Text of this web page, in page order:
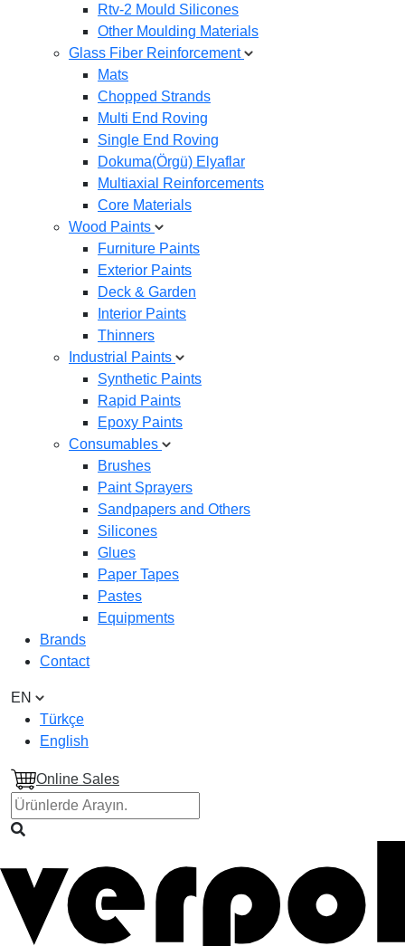
Rtv-2 Mould Silicones
Other Moulding Materials
Glass Fiber Reinforcement
Mats
Chopped Strands
Multi End Roving
Single End Roving
Dokuma(Örgü) Elyaflar
Multiaxial Reinforcements
Core Materials
Wood Paints
Furniture Paints
Exterior Paints
Deck & Garden
Interior Paints
Thinners
Industrial Paints
Synthetic Paints
Rapid Paints
Epoxy Paints
Consumables
Brushes
Paint Sprayers
Sandpapers and Others
Silicones
Glues
Paper Tapes
Pastes
Equipments
Brands
Contact
EN
Türkçe
English
Online Sales